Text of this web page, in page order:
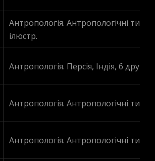
Антропологія. Антропологічні
ілюстр.
Антропологія. Персія, Індія, 6 друк.
Антропологія. Антропологічні типи,
Антропологія. Антропологічні